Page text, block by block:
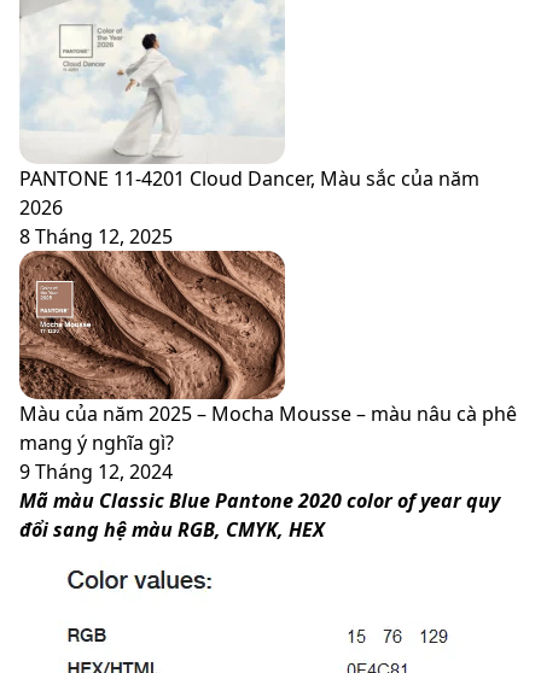
PANTONE 11-4201 Cloud Dancer, Màu sắc của năm
2026
8 Tháng 12, 2025
Màu của năm 2025 – Mocha Mousse – màu nâu cà phê
mang ý nghĩa gì?
9 Tháng 12, 2024
Mã màu Classic Blue Pantone 2020 color of year quy
đổi sang hệ màu RGB, CMYK, HEX